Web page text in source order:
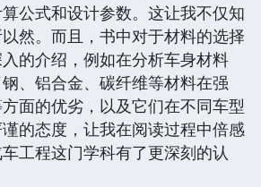
公式和设计参数。这让我不仅知
然。而且，书中对于材料的选择
的介绍，例如在分析车身材料
、铝合金、碳纤维等材料在强
面的优劣，以及它们在不同车型
的态度，让我在阅读过程中倍感
工程这门学科有了更深刻的认